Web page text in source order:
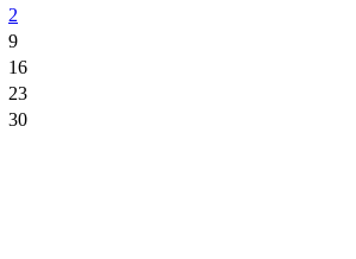
2
9
16
23
30